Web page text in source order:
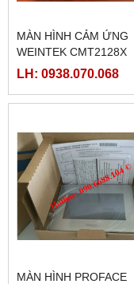
MÀN HÌNH CẢM ỨNG
WEINTEK CMT2128X
LH: 0938.070.068
MÀN HÌNH PROFACE